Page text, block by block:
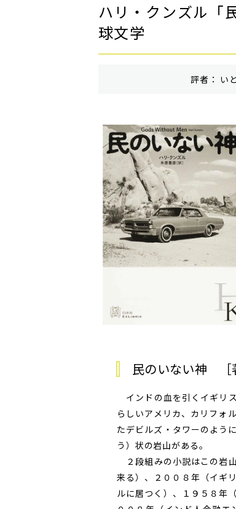
ハリ・クンズル「
球文学
評者： い
民のいない神 ［
インドの血を引くイギリ
らしいアメリカ、カリフォ
たデビルズ・タワーのよう
う）状の岩山がある。
２段組みの小説はこの岩
来る）、２００８年（イギ
ルに居つく）、１９５８年